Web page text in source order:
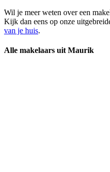
Wil je meer weten over een
Kijk dan eens op onze
van je huis.
Alle makelaars uit Maurik